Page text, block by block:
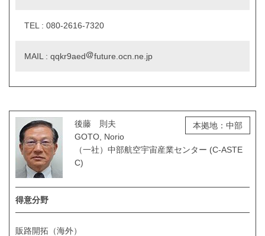
TEL : 080-2616-7320
MAIL : qqkr9aed future.ocn.ne.jp
後藤 則夫
GOTO, Norio
（一社）中部航空宇宙産業センター (C-ASTE
C)
本拠地：中部
得意分野
販路開拓（海外）